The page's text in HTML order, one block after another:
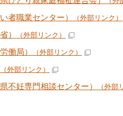
者職業センター） （外部リンク）
） （外部リンク）
働局） （外部リンク）
（外部リンク）
不妊専門相談センター） （外部